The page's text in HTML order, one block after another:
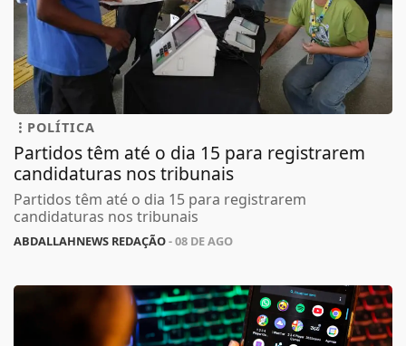
POLÍTICA
Partidos têm até o dia 15 para registrarem
candidaturas nos tribunais
Partidos têm até o dia 15 para registrarem
candidaturas nos tribunais
ABDALLAHNEWS REDAÇÃO- 08 DE AGO